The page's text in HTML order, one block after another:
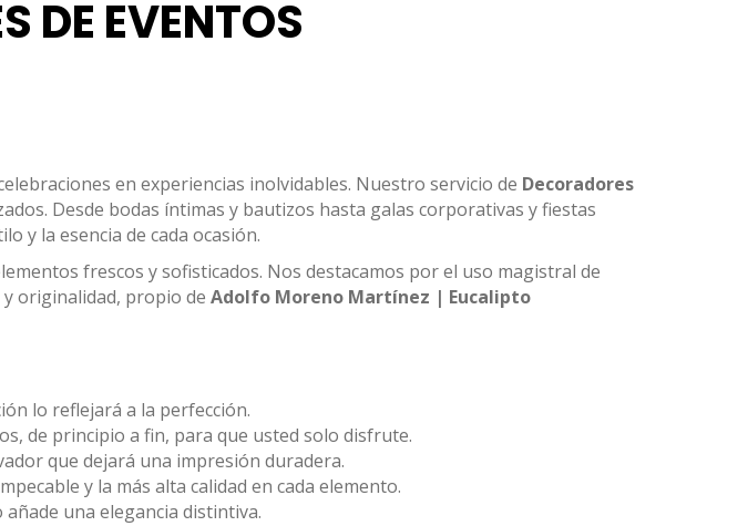
DE EVENTOS
en experiencias inolvidables. Nuestro servicio de Decoradores
Desde bodas íntimas y bautizos hasta galas corporativas y fiestas
y la esencia de cada ocasión.
frescos y sofisticados. Nos destacamos por el uso magistral de
originalidad, propio de Adolfo Moreno Martínez | Eucalipto
lo reflejará a la perfección.
de principio a fin, para que usted solo disfrute.
que dejará una impresión duradera.
y la más alta calidad en cada elemento.
una elegancia distintiva.